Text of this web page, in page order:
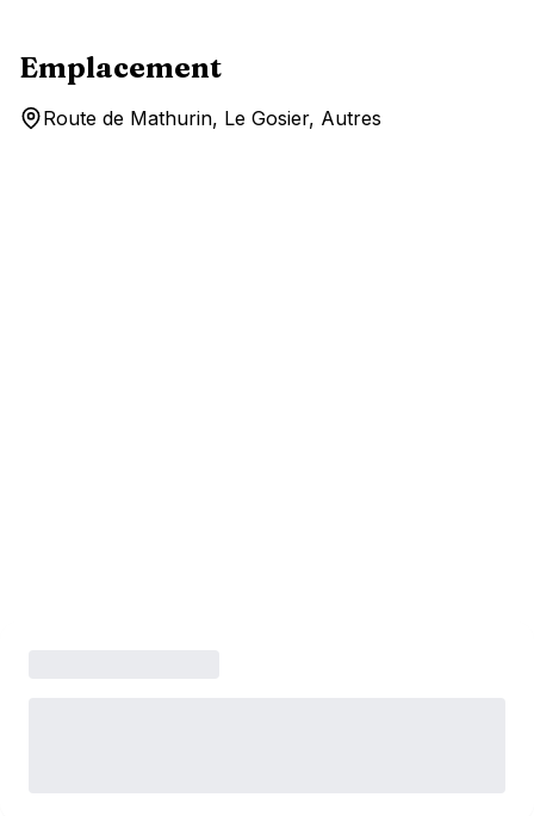
Emplacement
Route de Mathurin, Le Gosier, Autres